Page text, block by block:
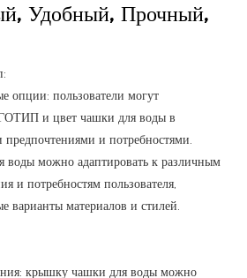
Удобный, Прочный,
опции: пользователи могут
и цвет чашки для воды в
предпочтениями и потребностями.
воды можно адаптировать к различным
и потребностям пользователя,
варианты материалов и стилей.
крышку чашки для воды можно